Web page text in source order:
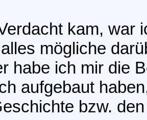
kam, war
mögliche
habe ich mir die
aufgebaut
bzw.